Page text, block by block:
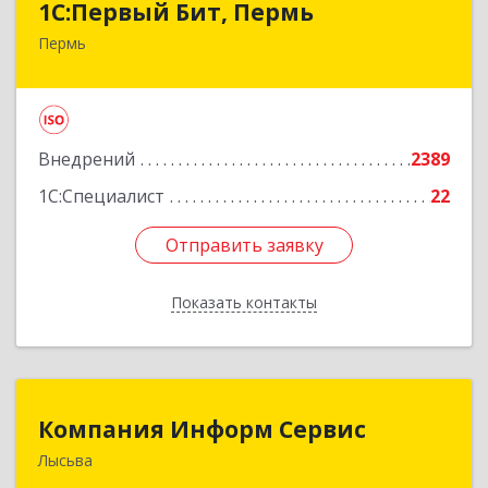
1С:Первый Бит, Пермь
Пермь
Внедрений
2389
1С:Специалист
22
Отправить заявку
Показать контакты
614010, Пермский край, Пермь г, Куйбышева
Отправить заявку
Назад
Компания Информ Сервис
Лысьва
Компания Информ Сервис
618909, Пермский край, Лысьва г, Металлистов